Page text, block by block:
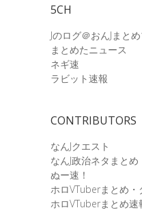
5CH
Jのログ＠おんJまと
まとめたニュース
ネギ速
ラビット速報
CONTRIBUTORS
なんJクエスト
なんJ政治ネタまとめ
ぬー速！
ホロVTuberまとめ・
ホロVTuberまとめ速